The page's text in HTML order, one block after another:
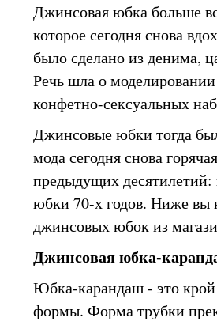
Джинсовая юбка больше
которое сегодня снова
было сделано из денима,
Речь шла о
конфетно-сексуальных
Джинсовые юбки тогда
мода сегодня снова
предыдущих
юбки 70-х годов. Ниже вы
джинсовых юбок из
Джинсовая юбка-
Юбка-карандаш - это
формы. Форма трубки